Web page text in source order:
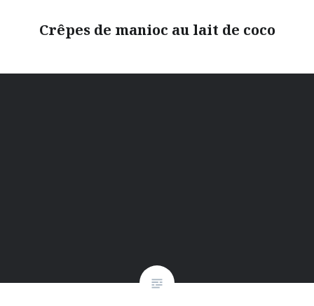
Crêpes de manioc au lait de coco